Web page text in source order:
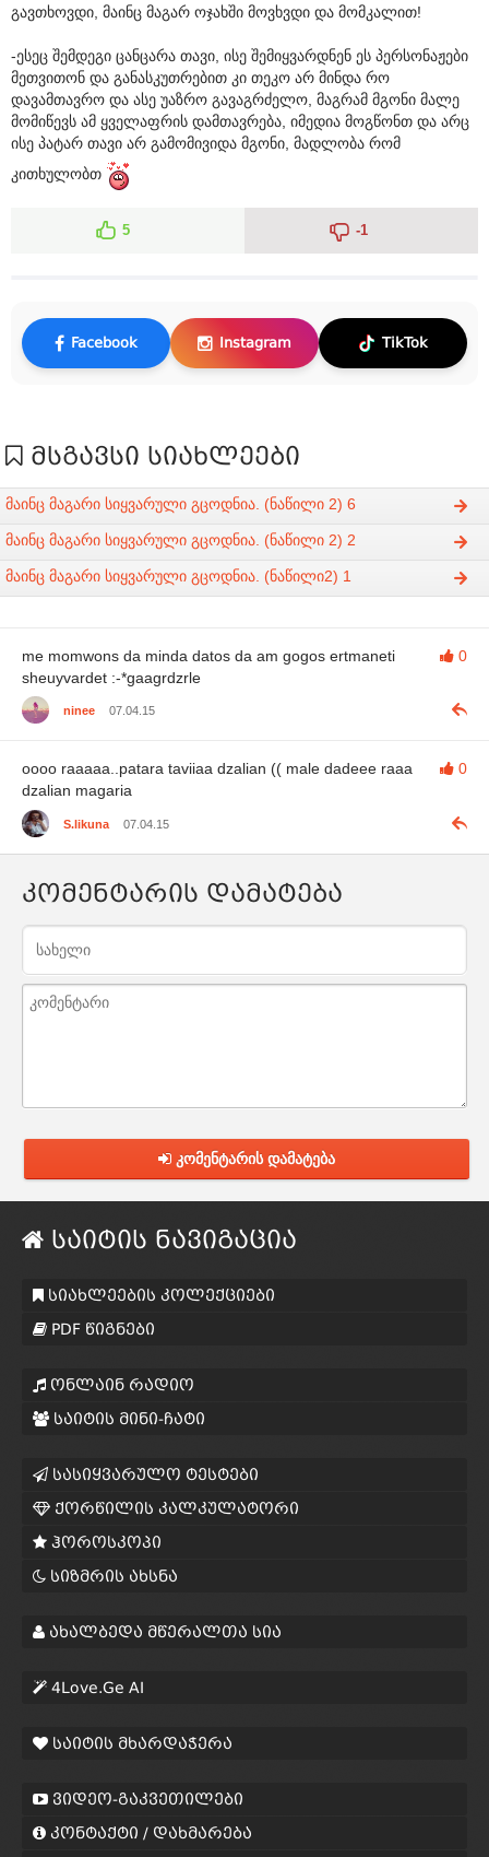
გავთხოვდი, მაინც მაგარ ოჯახში მოვხვდი და მომკალით!
-ესეც შემდეგი ცანცარა თავი, ისე შემიყვარდნენ ეს პერსონაჟები
მეთვითონ და განასკუთრებით კი თეკო არ მინდა რო
დავამთავრო და ასე უაზრო გავაგრძელო, მაგრამ მგონი მალე
მომიწევს ამ ყველაფრის დამთავრება, იმედია მოგწონთ და არც
ისე პატარ თავი არ გამომივიდა მგონი, მადლობა რომ
კითხულობთ
5 -1
Facebook Instagram TikTok
მსგავსი სიახლეები
მაინც მაგარი სიყვარული გცოდნია. (ნაწილი 2) 6
მაინც მაგარი სიყვარული გცოდნია. (ნაწილი 2) 2
მაინც მაგარი სიყვარული გცოდნია. (ნაწილი2) 1
0
me momwons da minda datos da am gogos ertmaneti
sheuyvardet :-*gaagrdzrle
ninee 07.04.15
0
oooo raaaaa..patara taviiaa dzalian (( male dadeee raaa
dzalian magaria
S.likuna 07.04.15
კომენტარის დამატება
კომენტარის დამატება
საიტის ნავიგაცია
სიახლეების კოლექციები
PDF წიგნები
ონლაინ რადიო
საიტის მინი-ჩატი
სასიყვარულო ტესტები
ქორწილის კალკულატორი
ჰოროსკოპი
სიზმრის ახსნა
ახალბედა მწერალთა სია
4Love.Ge AI
საიტის მხარდაჭერა
ვიდეო-გაკვეთილები
კონტაქტი / დახმარება